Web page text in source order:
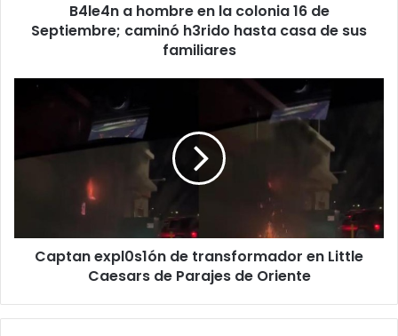
h3rido
B4le4n a hombre en la colonia 16 de
Septiembre; caminó h3rido hasta casa de sus
familiares
Captan
transformador
en
Parajes
Captan expl0s1ón de transformador en Little
Caesars de Parajes de Oriente